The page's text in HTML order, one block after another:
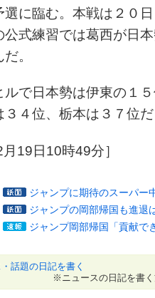
選に臨む。本戦は２０
公式練習では葛西が日
。
で日本勢は伊東の１
３４位、栃本は３７位
19日10時49分］
ジャンプに期待のスーパー
ジャンプの岡部帰国も進退
ジャンプ岡部帰国「貢献で
話題の日記を書く
※ニュースの日記を書